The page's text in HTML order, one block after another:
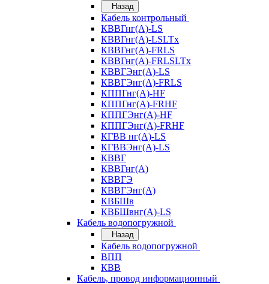
Назад
Кабель контрольный
КВВГнг(А)-LS
КВВГнг(А)-LSLTx
КВВГнг(А)-FRLS
КВВГнг(А)-FRLSLTx
КВВГЭнг(А)-LS
КВВГЭнг(А)-FRLS
КППГнг(А)-HF
КППГнг(А)-FRHF
КППГЭнг(А)-HF
КППГЭнг(А)-FRHF
КГВВ нг(А)-LS
КГВВЭнг(А)-LS
КВВГ
КВВГнг(А)
КВВГЭ
КВВГЭнг(А)
КВБШв
КВБШвнг(А)-LS
Кабель водопогружной
Назад
Кабель водопогружной
ВПП
КВВ
Кабель, провод информационный